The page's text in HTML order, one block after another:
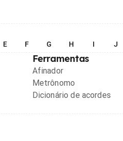
E F G H I J
Ferramentas
Afinador
Metrônomo
Dicionário de acordes